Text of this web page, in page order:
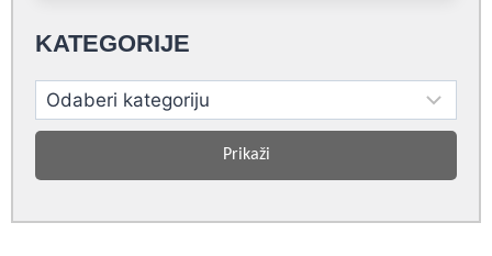
KATEGORIJE
Prikaži